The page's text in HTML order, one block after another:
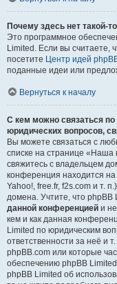
Почему здесь нет такой-
Это программное
Limited. Если вы считаете,
посетите Центр идей
поданные идеи или
Вернуться к началу
С кем можно связаться по
юридических вопросов,
Вы можете связаться с
списке на странице «Наша
свяжитесь с владельцем
конференция находится
Yahoo!, free.fr, f2s.com и т.
домена. Учтите, что phpBB
данной конференцией и
кем и как данная
Limited по юридическим
ответственности за неё и
phpBB.com или которые
обеспечению phpBB
phpBB Limited об